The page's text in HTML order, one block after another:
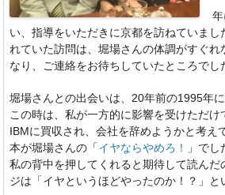
い、指導をいただきに京都を訪ねていまし
れていた訪問は、堀場さんの体調がすぐれ
なり、ご連絡をお待ちしていたところでし
堀場さんとの出会いは、20年前の1995年
この時は、私が一方的に影響を受けただ
IBMに買収され、会社を辞めようかと考え
本が堀場さんの「イヤならやめろ！
」で
私の背中を押してくれると期待して読んだ
ジは「イヤというほどやったのか！？」と